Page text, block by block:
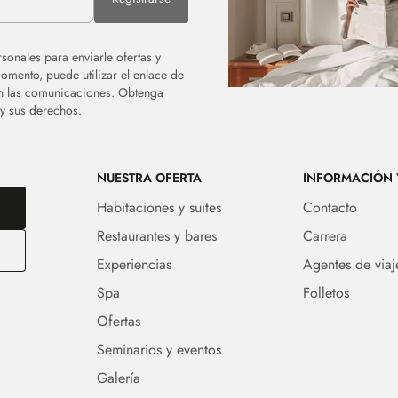
para enviarle ofertas y
puede utilizar el enlace de
las comunicaciones. Obtenga
sus derechos.
NUESTRA OFERTA
Habitaciones y suites
Restaurantes y bares
Experiencias
Spa
Ofertas
Seminarios y eventos
Galería
INFORMACIÓN
Contacto
Carrera
Agentes de
Folletos